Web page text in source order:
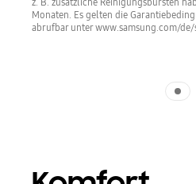
Monaten. Es gelten die
abrufbar unter www.samsung.com/